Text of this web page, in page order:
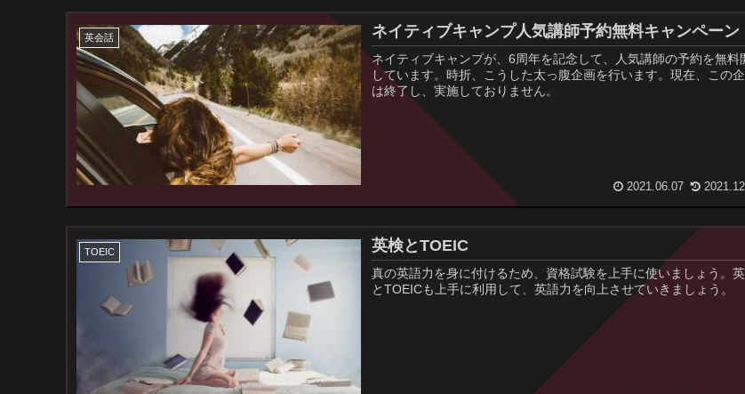
英会話 ネイティブキャンプ人気講師予約無料キャンペーン
ネイティブキャンプが、6周年を記念して、人気講師の予約を無料
しています。時折、こうした太っ腹企画を行います。現在、この
は終了し、実施しておりません。
2021.06.07
TOEIC 英検とTOEIC
真の英語力を身に付けるため、資格試験を上手に使いましょう。
とTOEICも上手に利用して、英語力を向上させていきましょう。